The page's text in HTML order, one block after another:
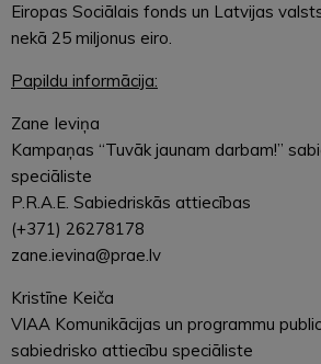
Eiropas Sociālais fonds un Latvijas
nekā 25 miljonus eiro.
Papildu informācija:
Zane Ieviņa
Kampaņas “Tuvāk jaunam darbam!”
speciāliste
P.R.A.E. Sabiedriskās attiecības
(+371) 26278178
zane.ievina@prae.lv
Kristīne Keiča
VIAA Komunikācijas un programmu
sabiedrisko attiecību speciāliste